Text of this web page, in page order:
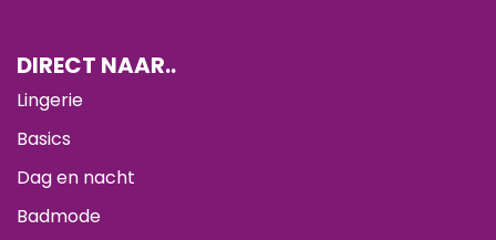
DIRECT NAAR..
Lingerie
Basics
Dag en nacht
Badmode